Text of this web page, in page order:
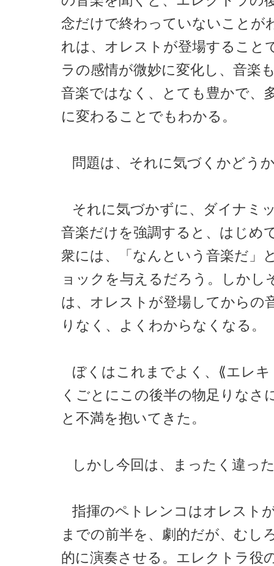
念だけで終わっていないことが
れは、オレストが登場すること
ラの感情が微妙に変化し、音楽
音楽ではなく、とても豊かで、
に変わることでもわかる。
問題は、それに気づくかどう
それに気づかずに、ダイナミ
音楽だけを強調すると、はじめ
衆には、「なんという音楽だ」
ョックを与えるだろう。しかし
は、オレストが登場してからの
りなく、よくわからなくなる。
ぼくはこれまでよく、⟪エレ
くごとにこの後半の物足りなさ
と不満を抱いてきた。
しかし今回は、まったく違っ
指揮のペトレンコはオレスト
までの前半を、劇的だが、むし
的に演奏させる。エレクトラ役